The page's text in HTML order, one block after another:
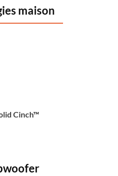
maison
Cinch™